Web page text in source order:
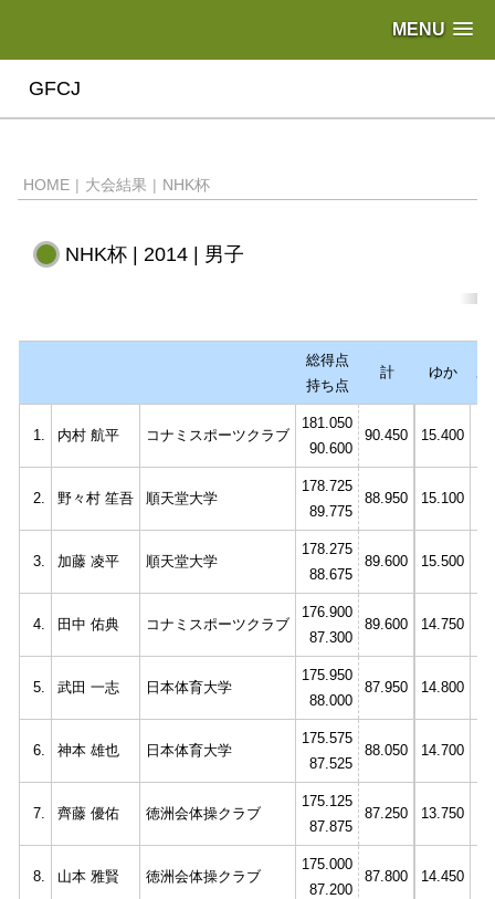
MENU
GFCJ
HOME | 大会結果 | NHK杯
NHK杯 | 2014 | 男子
総得点
持ち点
計 ゆか
1. 内村 航平 コナミスポーツクラブ
181.050
90.600
90.450 15.400
2. 野々村 笙吾 順天堂大学
178.725
89.775
88.950 15.100
3. 加藤 凌平 順天堂大学
178.275
88.675
89.600 15.500
4. 田中 佑典 コナミスポーツクラブ
176.900
87.300
89.600 14.750
5. 武田 一志 日本体育大学
175.950
88.000
87.950 14.800
6. 神本 雄也 日本体育大学
175.575
87.525
88.050 14.700
7. 齊藤 優佑 徳洲会体操クラブ
175.125
87.875
87.250 13.750
8. 山本 雅賢 徳洲会体操クラブ
175.000
87.200
87.800 14.450